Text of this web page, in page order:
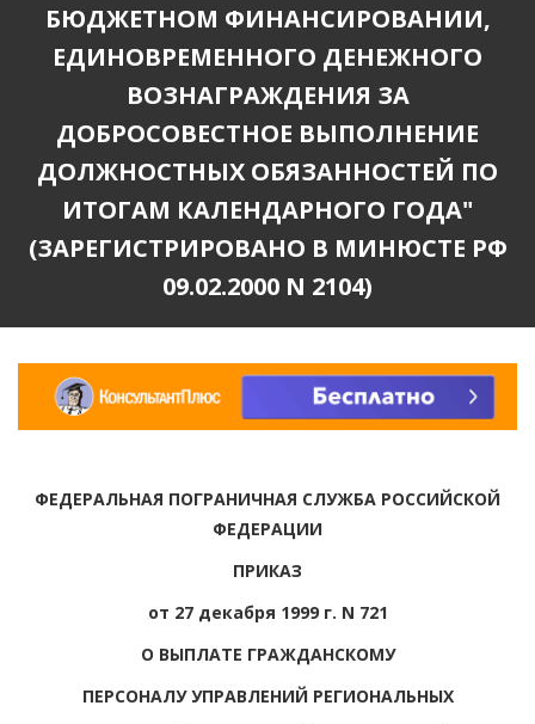
БЮДЖЕТНОМ ФИНАНСИРОВАНИИ,
ЕДИНОВРЕМЕННОГО ДЕНЕЖНОГО
ВОЗНАГРАЖДЕНИЯ ЗА
ДОБРОСОВЕСТНОЕ ВЫПОЛНЕНИЕ
ДОЛЖНОСТНЫХ ОБЯЗАННОСТЕЙ ПО
ИТОГАМ КАЛЕНДАРНОГО ГОДА"
(ЗАРЕГИСТРИРОВАНО В МИНЮСТЕ РФ
09.02.2000 N 2104)
ФЕДЕРАЛЬНАЯ ПОГРАНИЧНАЯ СЛУЖБА РОССИЙСКОЙ
ФЕДЕРАЦИИ
ПРИКАЗ
от 27 декабря 1999 г. N 721
О ВЫПЛАТЕ ГРАЖДАНСКОМУ
ПЕРСОНАЛУ УПРАВЛЕНИЙ РЕГИОНАЛЬНЫХ